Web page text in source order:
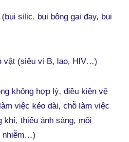
silic, bụi bông gai đay, bụi
vật (siêu vi B, lao, HIV…)
không hợp lý, điều kiện vệ
việc kéo dài, chỗ làm việc
khí, thiếu ánh sáng, môi
nhiễm…)